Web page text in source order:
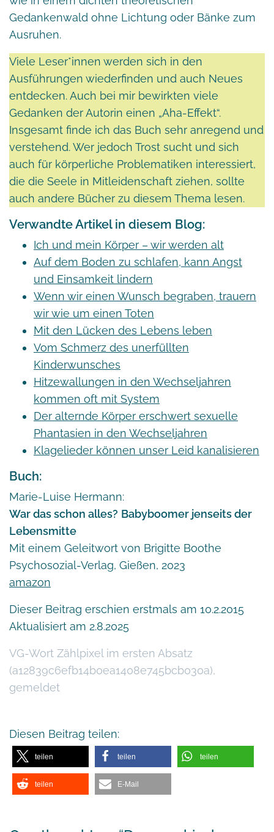
Gedankenwald ohne Lichtung oder Bänke zum
Ausruhen.
Viele Leser*innen werden sich in den
Ausführungen wiederfinden und auch Neues
entdecken. Auch bei mir bewirkten viele
Gedanken der Autorin einen „Aha-Effekt“.
Insgesamt finde ich das Buch sehr anregend und
verstehend. Wer jedoch Trost sucht und sich
auch für körperliche Problematiken interessiert,
die die Seele in Mitleidenschaft ziehen, sollte
auch andere Bücher zu diesem Thema lesen.
Verwandte Artikel in diesem Blog:
Ich und mein Körper – wir werden alt
Auf dem Boden zu schlafen, kann Angst
und Einsamkeit lindern
Wenn wir einen Wunsch begraben, trauern
wir wie um einen Toten
Mit den Lücken des Lebens leben
Vom Schmerz des unerfüllten
Kinderwunsches
Hitzewallungen in den Wechseljahren
kommen oft mit System
Der alternde Körper erschwert sexuelle
Phantasien in den Wechseljahren
Klagelieder können unser Leid kanalisieren
Buch:
Marie-Luise Hermann:
War das schon alles? Babyboomer jenseits der
Lebensmitte
Mit einem Geleitwort von Brigitte Boothe
Psychosozial-Verlag, Gießen, 2023
amazon
Dieser Beitrag erschien erstmals am 10.2.2015
Aktualisiert am 2.8.2025
VG-Wort Zählpixel im ersten Absatz
(a12839c6efb14b0ea1408e745bcb030a),
gemeldet
Diesen Beitrag teilen:
teilen teilen teilen
teilen E-Mail